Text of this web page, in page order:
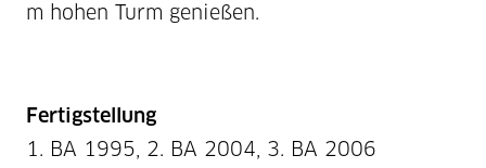
m hohen Turm genießen.
Fertigstellung
1. BA 1995, 2. BA 2004, 3. BA 2006